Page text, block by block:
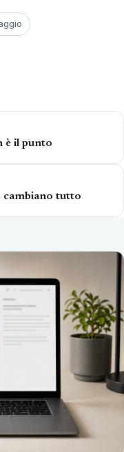
è il punto
cambiano tutto